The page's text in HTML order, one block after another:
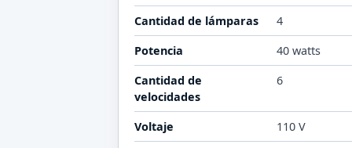
Cantidad de lámparas
4
Potencia
40 watts
Cantidad de
velocidades
6
Voltaje 110 V